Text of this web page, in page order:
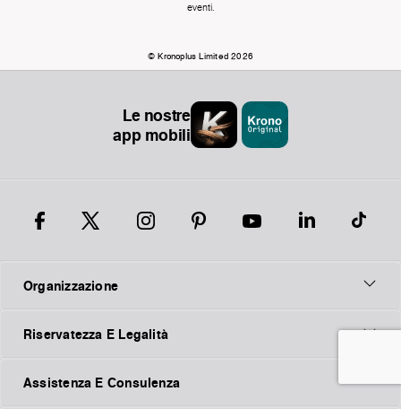
eventi.
© Kronoplus Limited 2026
Le nostre
app mobili
Organizzazione
Riservatezza E Legalità
Assistenza E Consulenza